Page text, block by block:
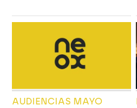
AUDIENCIAS MAYO